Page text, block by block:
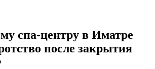
спа-центру в Иматре
после закрытия